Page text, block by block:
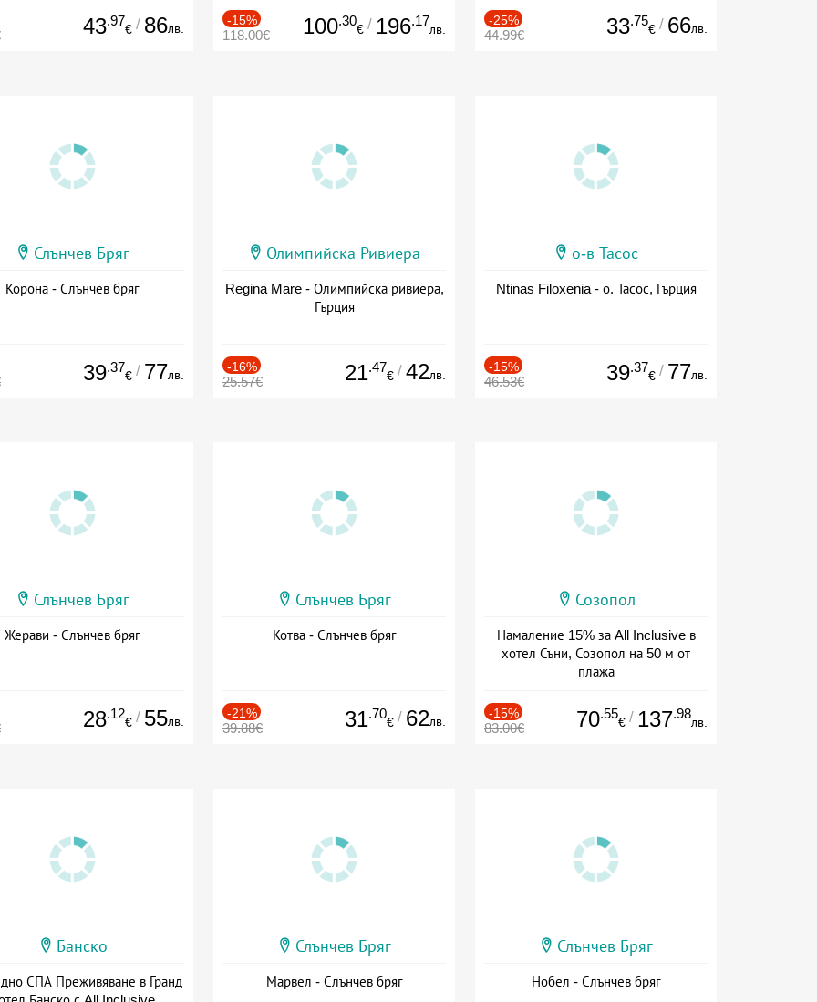
43.97
€ / 86лв.
-15%
118.00€ 100.30
€ / 196.17
лв.
-25%
44.99€ 33.75
€ / 66лв.
Слънчев Бряг
Корона - Слънчев бряг
39.37
€ / 77лв.
Олимпийска Ривиера
Regina Mare - Олимпийска ривиера,
Гърция
-16%
25.57€ 21.47
€ / 42лв.
о-в Тасос
Ntinas Filoxenia - о. Тасос, Гърция
-15%
46.53€ 39.37
€ / 77лв.
Слънчев Бряг
Жерави - Слънчев бряг
28.12
€ / 55лв.
Слънчев Бряг
Котва - Слънчев бряг
-21%
39.88€ 31.70
€ / 62лв.
Созопол
Намаление 15% за All Inclusive в
хотел Съни, Созопол на 50 м от
плажа
-15%
83.00€ 70.55
€ / 137.98
лв.
Банско
СПА Преживяване в Гранд
Слънчев Бряг
Марвел - Слънчев бряг
Слънчев Бряг
Нобел - Слънчев бряг